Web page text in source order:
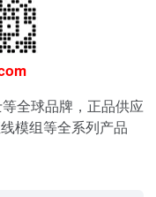
全球品牌，正品供应
模组等全系列产品